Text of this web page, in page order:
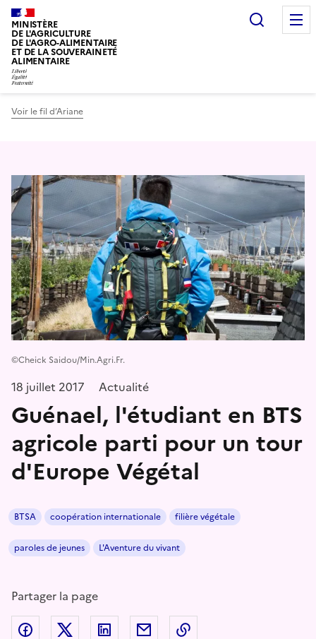
MINISTÈRE
DE L'AGRICULTURE
DE L'AGRO-ALIMENTAIRE
ET DE LA SOUVERAINETÉ
ALIMENTAIRE
Voir le fil d’Ariane
©Cheick Saidou/Min.Agri.Fr.
18 juillet 2017 Actualité
Guénael, l'étudiant en BTS
agricole parti pour un tour
d'Europe Végétal
BTSA coopération internationale filière végétale
paroles de jeunes L'Aventure du vivant
Partager la page
Partager sur Facebook
Partager sur Twitter
Partager sur LinkedIn
Partager par email